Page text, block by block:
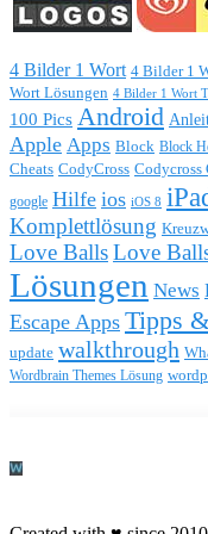
4 Bilder 1 Wort 4 Bilder 1
Wort Lösungen 4 Bilder 1 Wort
100 Pics Android
Apple Apps Block Block
Cheats CodyCross Codycross
google Hilfe ios iOS 8
Komplettlösung
Love BallsLove
Lösungen News
Escape Apps Tipps
update walkthrough
Wordbrain Themes Lösung